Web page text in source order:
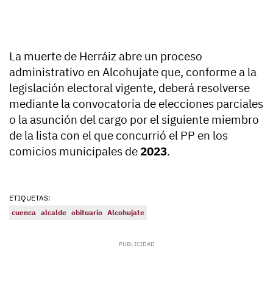
La muerte de Herráiz abre un proceso
administrativo en Alcohujate que, conforme a la
legislación electoral vigente, deberá resolverse
mediante la convocatoria de elecciones parciales
o la asunción del cargo por el siguiente miembro
de la lista con el que concurrió el PP en los
comicios municipales de 2023.
ETIQUETAS:
cuenca alcalde obituario Alcohujate